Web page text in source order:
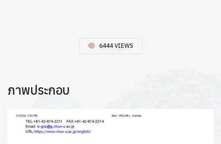
6444 VIEWS
ภาพประกอบ